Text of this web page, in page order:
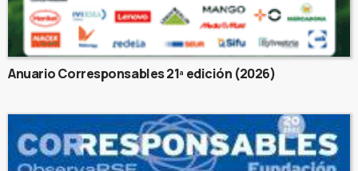
Anuario Corresponsables 21ª edición (2026)